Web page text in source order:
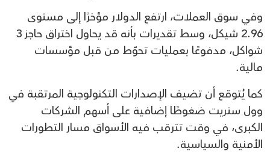
وفي سوق العملات، ارتفع الدولار مؤخرًا إلى مستوى
2.96 شيكل، وسط تقديرات بأنه قد يحاول اختراق حاجز 3
شواكل، مدفوعًا بعمليات تحوّط من قبل مؤسسات
مالية.
كما يُتوقع أن تضيف الإصدارات التكنولوجية المرتقبة في
وول ستريت ضغوطًا إضافية على أسهم الشركات
الكبرى، في وقت تترقب فيه الأسواق مسار التطورات
الأمنية والسياسية.